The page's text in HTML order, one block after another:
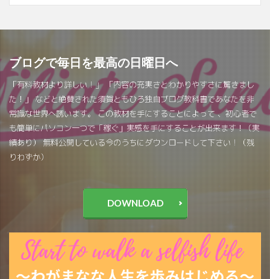
ブログで毎日を最高の日曜日へ
「有料教材より詳しい！」 「内容の充実さとわかりやすさに驚きまし
た！」 などと絶賛された須賀ともひろ独自ブログ教科書であなたを非
常識な世界へ誘います。 この教材を手にすることによって 、初心者で
も簡単にパソコン一つで「稼ぐ」実感を手にすることが出来ます！（実
績あり） 無料公開している今のうちにダウンロードして下さい！（残
りわずか）
DOWNLOAD